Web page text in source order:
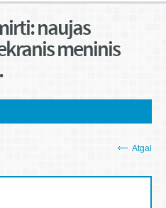
naujas
meninis
Atgal